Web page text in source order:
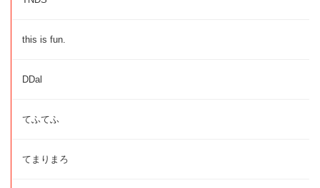
this is fun.
DDal
てふてふ
てまりまろ